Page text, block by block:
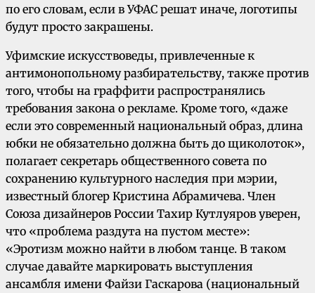
по его словам, если в УФАС решат иначе, логотипы
будут просто закрашены.
Уфимские искусствоведы, привлеченные к
антимонопольному разбирательству, также против
того, чтобы на граффити распространялись
требования закона о рекламе. Кроме того, «даже
если это современный национальный образ, длина
юбки не обязательно должна быть до щиколоток»,
полагает секретарь общественного совета по
сохранению культурного наследия при мэрии,
известный блогер Кристина Абрамичева. Член
Союза дизайнеров России Тахир Кутлуяров уверен,
что «проблема раздута на пустом месте»:
«Эротизм можно найти в любом танце. В таком
случае давайте маркировать выступления
ансамбля имени Файзи Гаскарова (национальный